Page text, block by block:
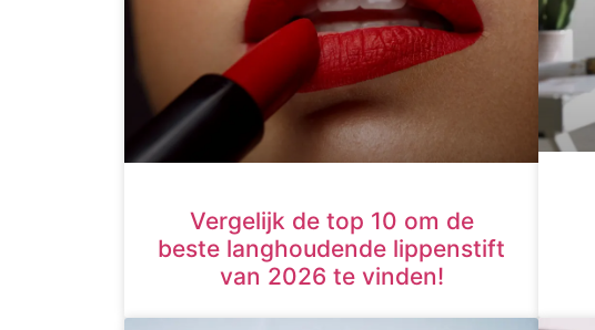
Vergelijk de top 10 om de
beste langhoudende lippenstift
van 2026 te vinden!